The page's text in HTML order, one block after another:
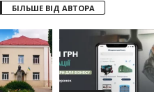
БІЛЬШЕ ВІД АВТОРА